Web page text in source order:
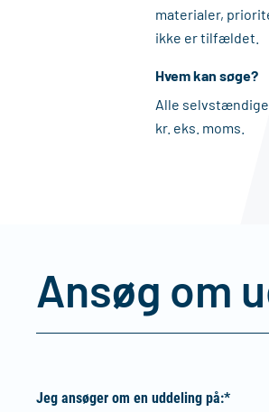
materialer,
ikke er tilfældet.
Hvem kan søge?
Alle selvstændige
kr. eks. moms.
Ansøg om
Jeg ansøger om en uddeling på:*